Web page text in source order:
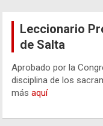
Leccionario
de Salta
Aprobado por la
disciplina de los
másaquí